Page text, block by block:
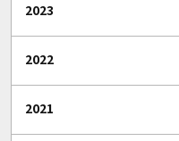
2023
2022
2021